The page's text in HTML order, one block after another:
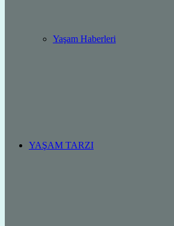
Yaşam Haberleri
YAŞAM TARZI